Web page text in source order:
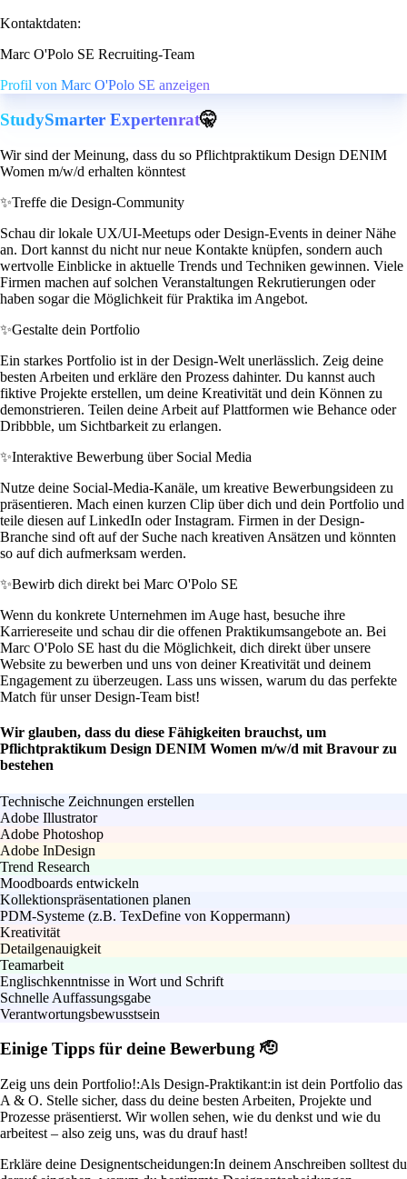
Kontaktdaten:
Marc O'Polo SE Recruiting-Team
Profil von Marc O'Polo SE anzeigen
StudySmarter Expertenrat🤫
Wir sind der Meinung, dass du so Pflichtpraktikum Design DENIM
Women m/w/d erhalten könntest
✨Treffe die Design-Community
Schau dir lokale UX/UI-Meetups oder Design-Events in deiner Nähe
an. Dort kannst du nicht nur neue Kontakte knüpfen, sondern auch
wertvolle Einblicke in aktuelle Trends und Techniken gewinnen. Viele
Firmen machen auf solchen Veranstaltungen Rekrutierungen oder
haben sogar die Möglichkeit für Praktika im Angebot.
✨Gestalte dein Portfolio
Ein starkes Portfolio ist in der Design-Welt unerlässlich. Zeig deine
besten Arbeiten und erkläre den Prozess dahinter. Du kannst auch
fiktive Projekte erstellen, um deine Kreativität und dein Können zu
demonstrieren. Teilen deine Arbeit auf Plattformen wie Behance oder
Dribbble, um Sichtbarkeit zu erlangen.
✨Interaktive Bewerbung über Social Media
Nutze deine Social-Media-Kanäle, um kreative Bewerbungsideen zu
präsentieren. Mach einen kurzen Clip über dich und dein Portfolio und
teile diesen auf LinkedIn oder Instagram. Firmen in der Design-
Branche sind oft auf der Suche nach kreativen Ansätzen und könnten
so auf dich aufmerksam werden.
✨Bewirb dich direkt bei Marc O'Polo SE
Wenn du konkrete Unternehmen im Auge hast, besuche ihre
Karriereseite und schau dir die offenen Praktikumsangebote an. Bei
Marc O'Polo SE hast du die Möglichkeit, dich direkt über unsere
Website zu bewerben und uns von deiner Kreativität und deinem
Engagement zu überzeugen. Lass uns wissen, warum du das perfekte
Match für unser Design-Team bist!
Wir glauben, dass du diese Fähigkeiten brauchst, um
Pflichtpraktikum Design DENIM Women m/w/d mit Bravour zu
bestehen
Technische Zeichnungen erstellen
Adobe Illustrator
Adobe Photoshop
Adobe InDesign
Trend Research
Moodboards entwickeln
Kollektionspräsentationen planen
PDM-Systeme (z.B. TexDefine von Koppermann)
Kreativität
Detailgenauigkeit
Teamarbeit
Englischkenntnisse in Wort und Schrift
Schnelle Auffassungsgabe
Verantwortungsbewusstsein
Einige Tipps für deine Bewerbung 🫡
Zeig uns dein Portfolio!:Als Design-Praktikant:in ist dein Portfolio das
A & O. Stelle sicher, dass du deine besten Arbeiten, Projekte und
Prozesse präsentierst. Wir wollen sehen, wie du denkst und wie du
arbeitest – also zeig uns, was du drauf hast!
Erkläre deine Designentscheidungen:In deinem Anschreiben solltest du